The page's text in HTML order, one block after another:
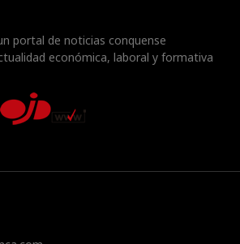
portal de noticias conquense
económica, laboral y formativa